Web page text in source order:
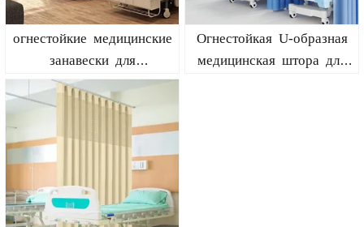
огнестойкие медицинские
занавески для
обеспечения
конфиденциальности -
Огнестойкая U-образная
медицинская штора для